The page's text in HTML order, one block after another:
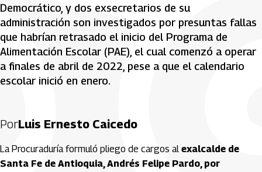
Democrático, y dos exsecretarios de su
administración son investigados por presuntas fallas
que habrían retrasado el inicio del Programa de
Alimentación Escolar (PAE), el cual comenzó a operar
a finales de abril de 2022, pese a que el calendario
escolar inició en enero.
PorLuis Ernesto Caicedo
La Procuraduría formuló pliego de cargos al exalcalde de
Santa Fe de Antioquia, Andrés Felipe Pardo, por